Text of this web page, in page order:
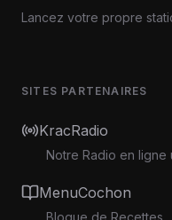
Lancez votre propre
SITES PARTENAIRES
KracRadio
Notre Radio en ligne
MenuCochon